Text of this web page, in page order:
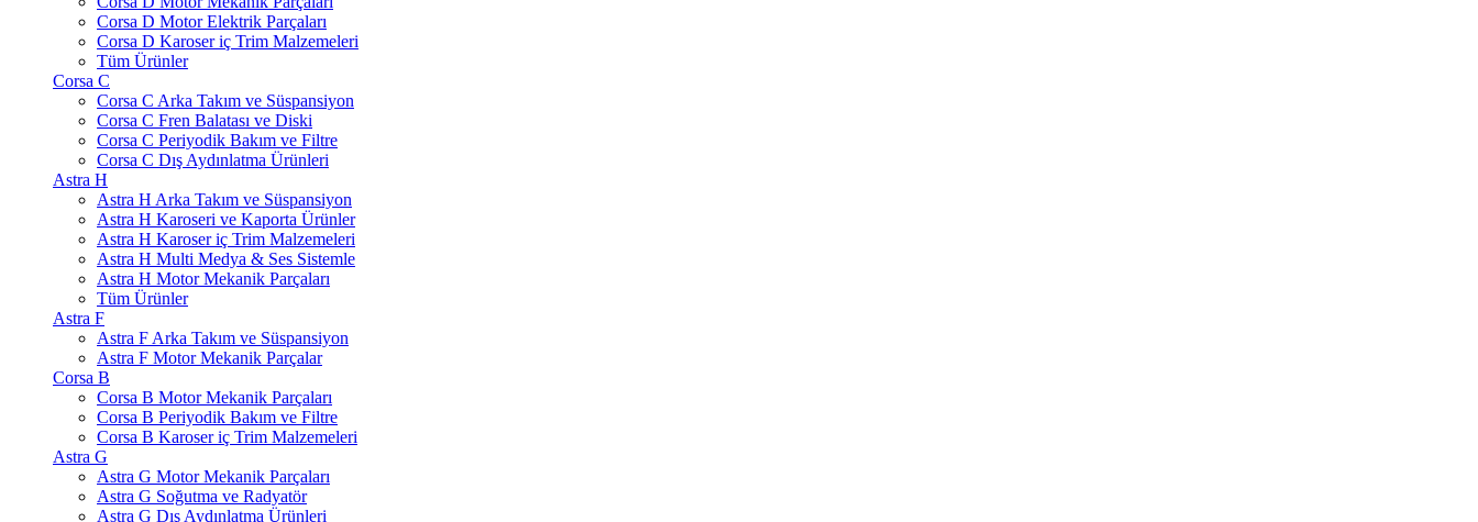
Corsa D Motor Elektrik Parçaları
Corsa D Karoser iç Trim Malzemeleri
Tüm Ürünler
Corsa C
Corsa C Arka Takım ve Süspansiyon
Corsa C Fren Balatası ve Diski
Corsa C Periyodik Bakım ve Filtre
Corsa C Dış Aydınlatma Ürünleri
Astra H
Astra H Arka Takım ve Süspansiyon
Astra H Karoseri ve Kaporta Ürünler
Astra H Karoser iç Trim Malzemeleri
Astra H Multi Medya & Ses Sistemle
Astra H Motor Mekanik Parçaları
Tüm Ürünler
Astra F
Astra F Arka Takım ve Süspansiyon
Astra F Motor Mekanik Parçalar
Corsa B
Corsa B Motor Mekanik Parçaları
Corsa B Periyodik Bakım ve Filtre
Corsa B Karoser iç Trim Malzemeleri
Astra G
Astra G Motor Mekanik Parçaları
Astra G Soğutma ve Radyatör
Astra G Dış Aydınlatma Ürünleri